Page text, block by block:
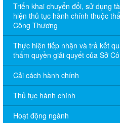
Triển khai chuyển đổi, sử dụng
hiện thủ tục hành chính thuộc
Công Thương
Thực hiện tiếp nhận và trả kết
thẩm quyền giải quyết của Sở
Cải cách hành chính
Thủ tục hành chính
Hoạt động ngành